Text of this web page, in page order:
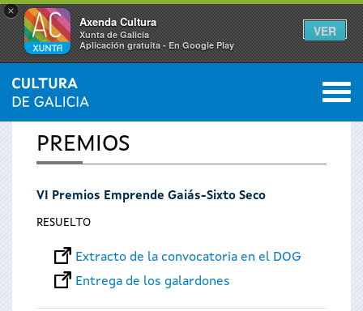
×
Axenda Cultura
Xunta de Galicia
Aplicación gratuíta - En Google Play
VER
Se
encuentra
usted
INICIO 0
PREMIOS
VI Premios Emprende Gaiás-Sixto Seco
RESUELTO
Extracto de la convocatoria en el DOG
Entrega de los galardones